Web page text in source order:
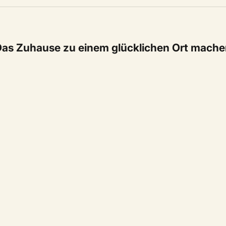
Zuhause zu einem glücklichen Ort